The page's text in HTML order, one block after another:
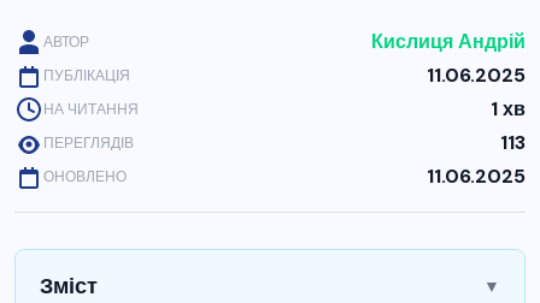
АВТОР Кислиця Андрій
ПУБЛІКАЦІЯ 11.06.2025
НА ЧИТАННЯ 1 хв
ПЕРЕГЛЯДІВ 113
ОНОВЛЕНО 11.06.2025
Зміст ▼